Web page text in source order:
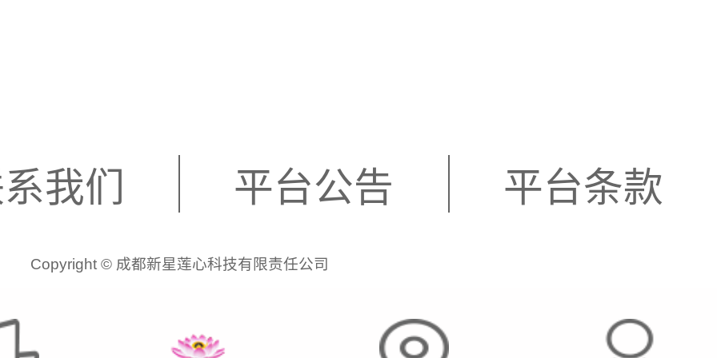
我们 平台公告 平台条款
Copyright © 成都新星莲心科技有限责任公司